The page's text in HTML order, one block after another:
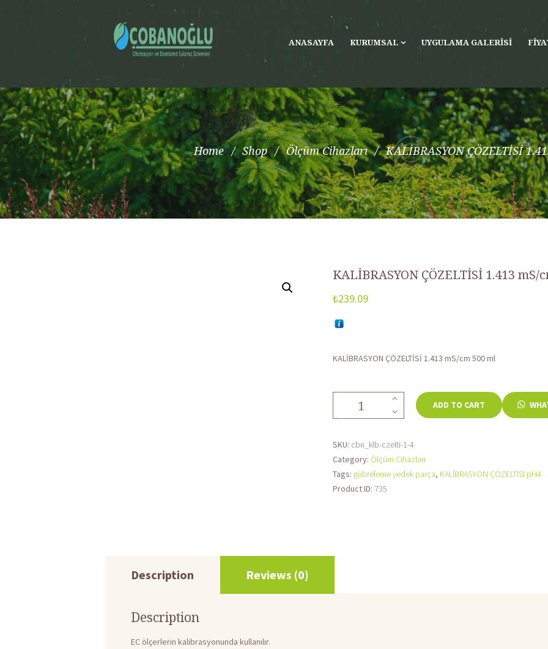
ANASAYFA KURUMSAL UYGULAMA GALERISI
Home Shop Ölçüm Cihazları KALİBRASYON ÇÖZELTİSİ
KALİBRASYON ÇÖZELTİSİ 1.413 mS/
₺239.09
KALİBRASYON ÇÖZELTİSİ 1.413 mS/cm 500 ml
KALİBRASYON
ÇÖZELTİSİ
mS/cm
500
ml
quantity
ADD TO CART
SKU: cbn_klb-czelti-1-4
Category: Ölçüm Cihazları
Tags: gübreleme yedek parça, KALİBRASYON ÇÖZELTİSİ pH4
Product ID: 735
Description Reviews (0)
Description
EC ölçerlerin kalibrasyonunda kullanılır.